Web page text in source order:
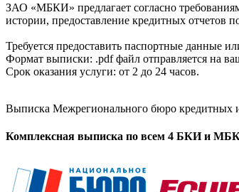
ЗАО «МБКИ» предлагает согласно
истории, предоставление кредитных отчетов
Требуется предоставить паспортные данные
Формат выписки: .pdf файл отправляется на
Срок оказания услуги: от 2 до 24 часов.
Выписка Межрегионального бюро кредитных
Комплексная выписка по всем 4 БКИ и